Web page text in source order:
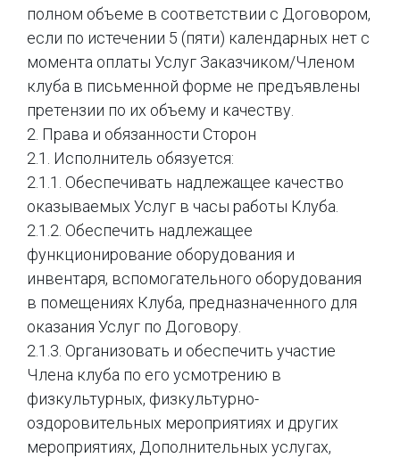
полном объеме в соответствии с Договором,
если по истечении 5 (пяти) календарных нет с
момента оплаты Услуг Заказчиком/Членом
клуба в письменной форме не предъявлены
претензии по их объему и качеству.
2. Права и обязанности Сторон
2.1. Исполнитель обязуется:
2.1.1. Обеспечивать надлежащее качество
оказываемых Услуг в часы работы Клуба.
2.1.2. Обеспечить надлежащее
функционирование оборудования и
инвентаря, вспомогательного оборудования
в помещениях Клуба, предназначенного для
оказания Услуг по Договору.
2.1.3. Организовать и обеспечить участие
Члена клуба по его усмотрению в
физкультурных, физкультурно-
оздоровительных мероприятиях и других
мероприятиях, Дополнительных услугах,